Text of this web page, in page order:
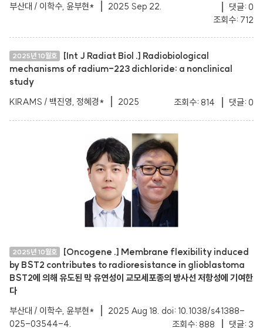
부산대 / 이학수, 윤부현*
2025 Sep 22.
댓글: 0
조회수: 712
2025년 10월호
[Int J Radiat Biol .] Radiobiological
mechanisms of radium-223 dichloride: a nonclinical
study
KIRAMS / 백진영, 정혜경*
2025 댓글: 0
조회수: 814
2025년 10월호
[Oncogene .] Membrane flexibility induced
by BST2 contributes to radioresistance in glioblastoma
BST2에 의해 유도된 막 유연성이 교모세포종의 방사선 저항성에 기여한
다
부산대 / 이학수, 윤부현*
2025 Aug 18. doi: 10.1038/s41388-
025-03544-4.
댓글: 3
조회수: 888